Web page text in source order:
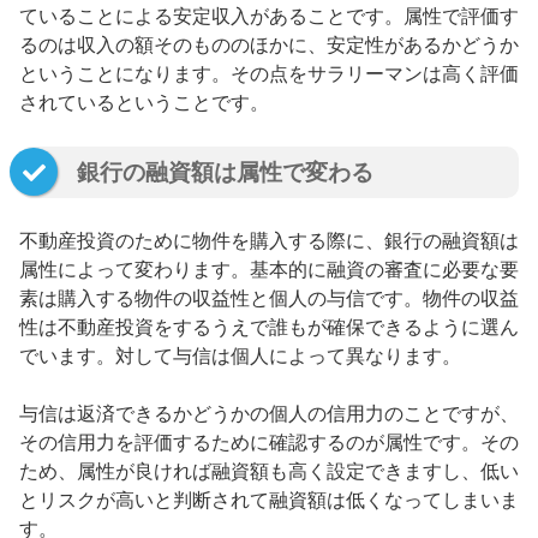
ていることによる安定収入があることです。属性で評価す
るのは収入の額そのもののほかに、安定性があるかどうか
ということになります。その点をサラリーマンは高く評価
されているということです。
銀行の融資額は属性で変わる
不動産投資のために物件を購入する際に、銀行の融資額は
属性によって変わります。基本的に融資の審査に必要な要
素は購入する物件の収益性と個人の与信です。物件の収益
性は不動産投資をするうえで誰もが確保できるように選ん
でいます。対して与信は個人によって異なります。
与信は返済できるかどうかの個人の信用力のことですが、
その信用力を評価するために確認するのが属性です。その
ため、属性が良ければ融資額も高く設定できますし、低い
とリスクが高いと判断されて融資額は低くなってしまいま
す。